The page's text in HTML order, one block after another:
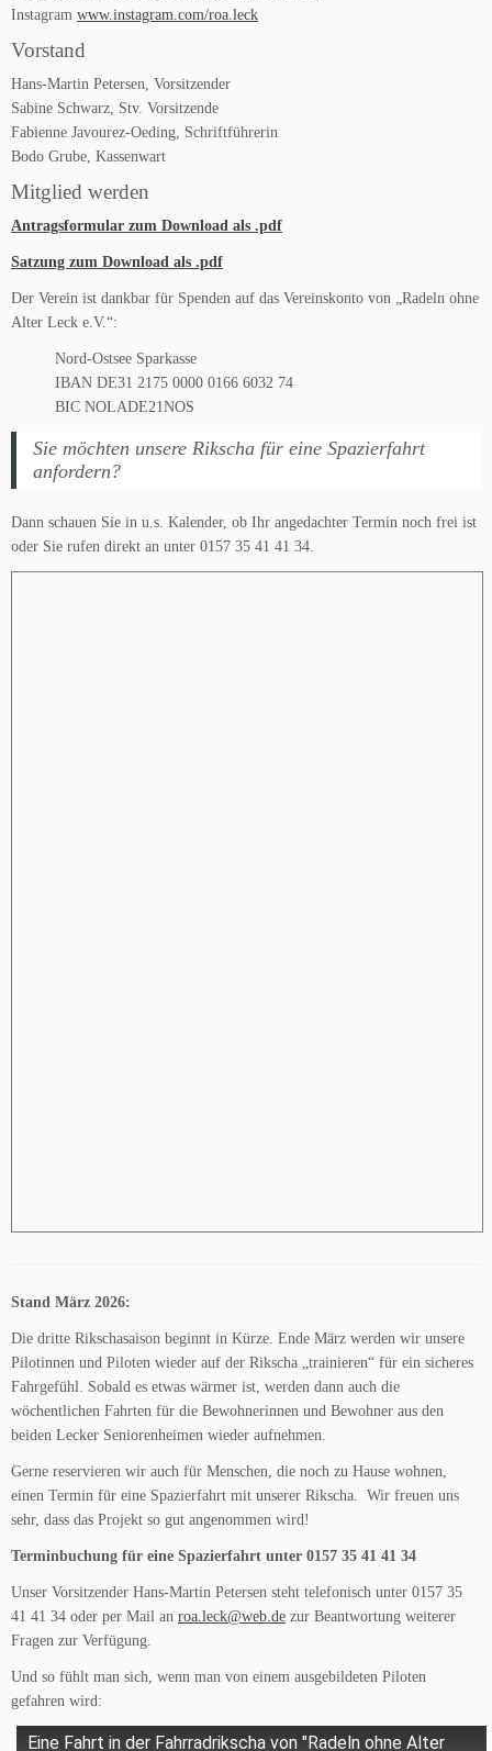
Instagram www.instagram.com/roa.leck
Vorstand
Hans-Martin Petersen, Vorsitzender
Sabine Schwarz, Stv. Vorsitzende
Fabienne Javourez-Oeding, Schriftführerin
Bodo Grube, Kassenwart
Mitglied werden
Antragsformular zum Download als .pdf
Satzung zum Download als .pdf
Der Verein ist dankbar für Spenden auf das Vereinskonto von „Radeln ohne
Alter Leck e.V.“:
Nord-Ostsee Sparkasse
IBAN DE31 2175 0000 0166 6032 74
BIC NOLADE21NOS
Sie möchten unsere Rikscha für eine Spazierfahrt
anfordern?
Dann schauen Sie in u.s. Kalender, ob Ihr angedachter Termin noch frei ist
oder Sie rufen direkt an unter 0157 35 41 41 34.
Stand März 2026:
Die dritte Rikschasaison beginnt in Kürze. Ende März werden wir unsere
Pilotinnen und Piloten wieder auf der Rikscha „trainieren“ für ein sicheres
Fahrgefühl. Sobald es etwas wärmer ist, werden dann auch die
wöchentlichen Fahrten für die Bewohnerinnen und Bewohner aus den
beiden Lecker Seniorenheimen wieder aufnehmen.
Gerne reservieren wir auch für Menschen, die noch zu Hause wohnen,
einen Termin für eine Spazierfahrt mit unserer Rikscha. Wir freuen uns
sehr, dass das Projekt so gut angenommen wird!
Terminbuchung für eine Spazierfahrt unter 0157 35 41 41 34
Unser Vorsitzender Hans-Martin Petersen steht telefonisch unter 0157 35
41 41 34 oder per Mail an roa.leck@web.de zur Beantwortung weiterer
Fragen zur Verfügung.
Und so fühlt man sich, wenn man von einem ausgebildeten Piloten
gefahren wird:
Eine Fahrt in der Fahrradrikscha von "Radeln ohne Alter